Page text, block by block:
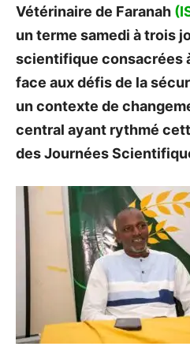
Vétérinaire de Faranah
un terme samedi à trois
scientifique consacrées
face aux défis de la
un contexte de
central ayant rythmé
des Journées